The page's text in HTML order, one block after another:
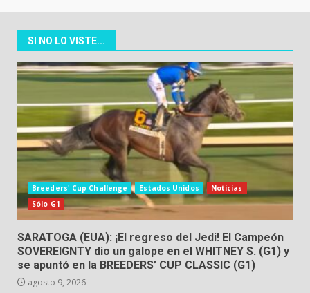
SI NO LO VISTE...
Breeders' Cup Challenge Estados Unidos
Noticias
Sólo G1
SARATOGA (EUA): ¡El regreso del Jedi! El Campeón
SOVEREIGNTY dio un galope en el WHITNEY S. (G1) y
se apuntó en la BREEDERS’ CUP CLASSIC (G1)
agosto 9, 2026